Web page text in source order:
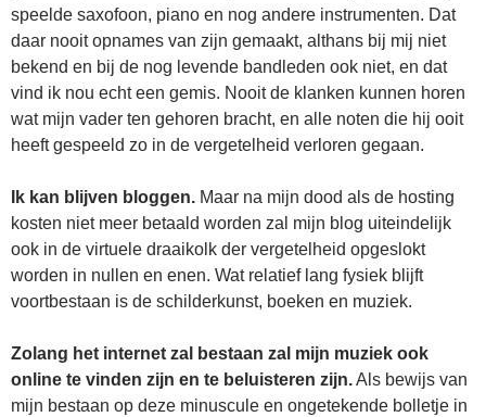
speelde saxofoon, piano en nog andere instrumenten. Dat
daar nooit opnames van zijn gemaakt, althans bij mij niet
bekend en bij de nog levende bandleden ook niet, en dat
vind ik nou echt een gemis. Nooit de klanken kunnen horen
wat mijn vader ten gehoren bracht, en alle noten die hij ooit
heeft gespeeld zo in de vergetelheid verloren gegaan.
Ik kan blijven bloggen. Maar na mijn dood als de hosting
kosten niet meer betaald worden zal mijn blog uiteindelijk
ook in de virtuele draaikolk der vergetelheid opgeslokt
worden in nullen en enen. Wat relatief lang fysiek blijft
voortbestaan is de schilderkunst, boeken en muziek.
Zolang het internet zal bestaan zal mijn muziek ook
online te vinden zijn en te beluisteren zijn.Als bewijs van
mijn bestaan op deze minuscule en ongetekende bolletje in